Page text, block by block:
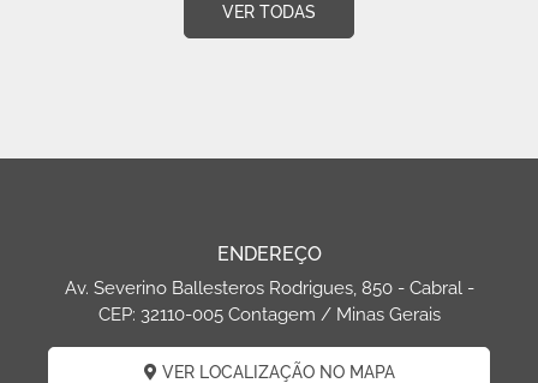
VER TODAS
ENDEREÇO
Av. Severino Ballesteros Rodrigues, 850 - Cabral -
CEP: 32110-005 Contagem / Minas Gerais
VER LOCALIZAÇÃO NO MAPA